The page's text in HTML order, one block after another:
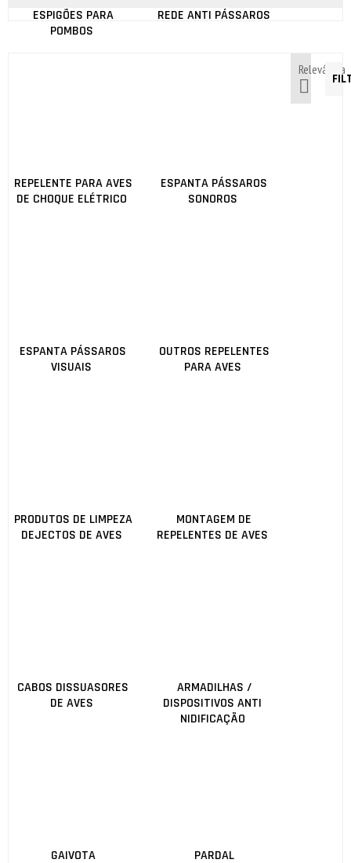
ESPIGÕES PARA
POMBOS
REDE ANTI PÁSSAROS
REPELENTE PARA AVES
DE CHOQUE ELÉTRICO
ESPANTA PÁSSAROS
SONOROS
ESPANTA PÁSSAROS
VISUAIS
OUTROS REPELENTES
PARA AVES
PRODUTOS DE LIMPEZA
DEJECTOS DE AVES
MONTAGEM DE
REPELENTES DE AVES
CABOS DISSUASORES
DE AVES
ARMADILHAS /
DISPOSITIVOS ANTI
NIDIFICAÇÃO
GAIVOTA PARDAL
Relevância
